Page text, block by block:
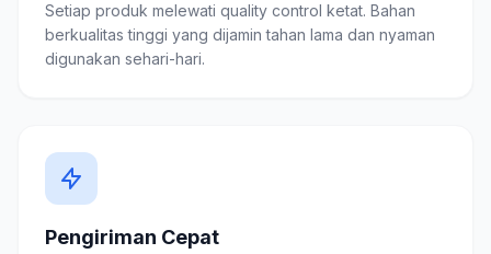
Setiap produk melewati quality control ketat. Bahan
berkualitas tinggi yang dijamin tahan lama dan nyaman
digunakan sehari-hari.
Pengiriman Cepat